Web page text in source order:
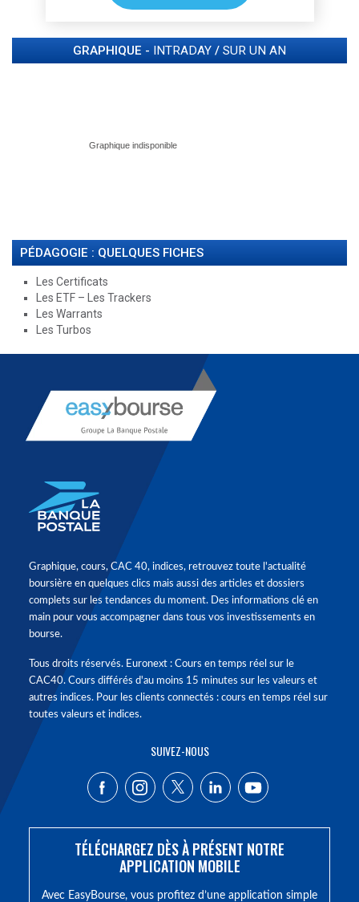
GRAPHIQUE - INTRADAY / SUR UN AN
PÉDAGOGIE : QUELQUES FICHES
Les Certificats
Les ETF – Les Trackers
Les Warrants
Les Turbos
Graphique, cours, CAC 40, indices, retrouvez toute l'actualité
boursière en quelques clics mais aussi des articles et dossiers
complets sur les tendances du moment. Des informations clé en
main pour vous accompagner dans tous vos investissements en
bourse.
Tous droits réservés. Euronext : Cours en temps réel sur le
CAC40. Cours différés d'au moins 15 minutes sur les valeurs et
autres indices. Pour les clients connectés : cours en temps réel sur
toutes valeurs et indices.
SUIVEZ-NOUS
TÉLÉCHARGEZ DÈS À PRÉSENT NOTRE
APPLICATION MOBILE
Avec EasyBourse, vous profitez d’une application simple